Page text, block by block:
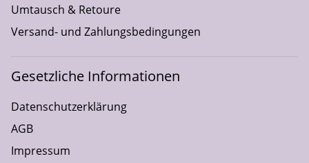
Umtausch & Retoure
Versand- und Zahlungsbedingungen
Gesetzliche Informationen
Datenschutzerklärung
AGB
Impressum